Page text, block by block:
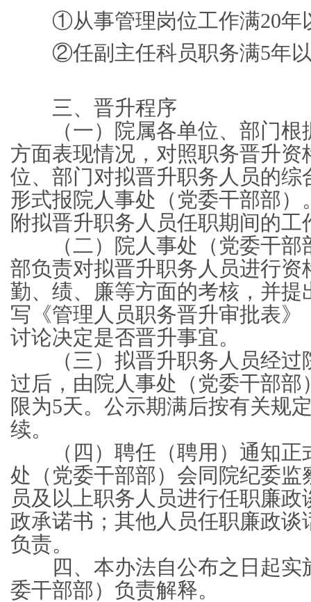
①从事管理岗位工作满20年
②任副主任科员职务满5年
三、晋升程序
（一）院属各单位、部门根
方面表现情况，对照职务晋升资
位、部门对拟晋升职务人员的综
形式报院人事处（党委干部部）
附拟晋升职务人员任职期间的工
（二）院人事处（党委干部
部负责对拟晋升职务人员进行资
勤、绩、廉等方面的考核，并提
写《管理人员职务晋升审批表》
讨论决定是否晋升事宜。
（三）拟晋升职务人员经过
过后，由院人事处（党委干部部
限为5天。公示期满后按有关规
续。
（四）聘任（聘用）通知正
处（党委干部部）会同院纪委监
员及以上职务人员进行任职廉
政承诺书；其他人员任职廉政谈
负责。
四、本办法自公布之日起实
委干部部）负责解释。